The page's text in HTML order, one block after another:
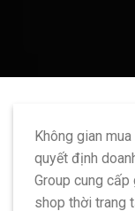
Không gian
quyết định
Group cung
shop thời trang